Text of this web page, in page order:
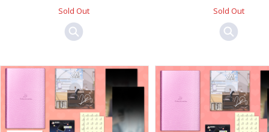
Sold Out
Sold Out